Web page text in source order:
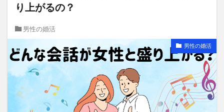
り上がるの？
男性の婚活
男性の婚活